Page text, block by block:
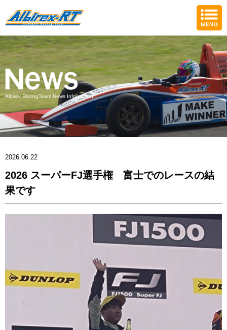
Albirex RacingTeam News Information
2026.06.22
2026 スーパーFJ選手権 富士でのレースの結
果です